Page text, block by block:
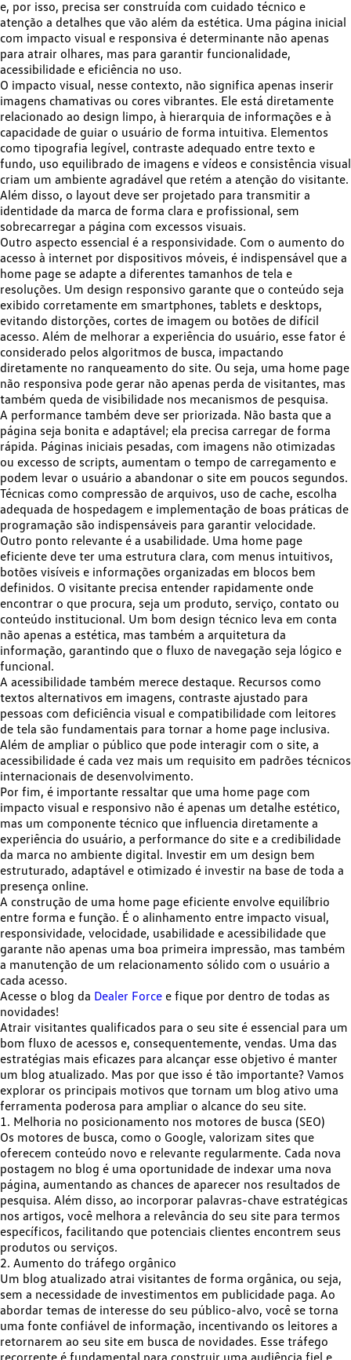
e, por isso, precisa ser construída com cuidado técnico e
atenção a detalhes que vão além da estética. Uma página inicial
com impacto visual e responsiva é determinante não apenas
para atrair olhares, mas para garantir funcionalidade,
acessibilidade e eficiência no uso.
O impacto visual, nesse contexto, não significa apenas inserir
imagens chamativas ou cores vibrantes. Ele está diretamente
relacionado ao design limpo, à hierarquia de informações e à
capacidade de guiar o usuário de forma intuitiva. Elementos
como tipografia legível, contraste adequado entre texto e
fundo, uso equilibrado de imagens e vídeos e consistência visual
criam um ambiente agradável que retém a atenção do visitante.
Além disso, o layout deve ser projetado para transmitir a
identidade da marca de forma clara e profissional, sem
sobrecarregar a página com excessos visuais.
Outro aspecto essencial é a responsividade. Com o aumento do
acesso à internet por dispositivos móveis, é indispensável que a
home page se adapte a diferentes tamanhos de tela e
resoluções. Um design responsivo garante que o conteúdo seja
exibido corretamente em smartphones, tablets e desktops,
evitando distorções, cortes de imagem ou botões de difícil
acesso. Além de melhorar a experiência do usuário, esse fator é
considerado pelos algoritmos de busca, impactando
diretamente no ranqueamento do site. Ou seja, uma home page
não responsiva pode gerar não apenas perda de visitantes, mas
também queda de visibilidade nos mecanismos de pesquisa.
A performance também deve ser priorizada. Não basta que a
página seja bonita e adaptável; ela precisa carregar de forma
rápida. Páginas iniciais pesadas, com imagens não otimizadas
ou excesso de scripts, aumentam o tempo de carregamento e
podem levar o usuário a abandonar o site em poucos segundos.
Técnicas como compressão de arquivos, uso de cache, escolha
adequada de hospedagem e implementação de boas práticas de
programação são indispensáveis para garantir velocidade.
Outro ponto relevante é a usabilidade. Uma home page
eficiente deve ter uma estrutura clara, com menus intuitivos,
botões visíveis e informações organizadas em blocos bem
definidos. O visitante precisa entender rapidamente onde
encontrar o que procura, seja um produto, serviço, contato ou
conteúdo institucional. Um bom design técnico leva em conta
não apenas a estética, mas também a arquitetura da
informação, garantindo que o fluxo de navegação seja lógico e
funcional.
A acessibilidade também merece destaque. Recursos como
textos alternativos em imagens, contraste ajustado para
pessoas com deficiência visual e compatibilidade com leitores
de tela são fundamentais para tornar a home page inclusiva.
Além de ampliar o público que pode interagir com o site, a
acessibilidade é cada vez mais um requisito em padrões técnicos
internacionais de desenvolvimento.
Por fim, é importante ressaltar que uma home page com
impacto visual e responsivo não é apenas um detalhe estético,
mas um componente técnico que influencia diretamente a
experiência do usuário, a performance do site e a credibilidade
da marca no ambiente digital. Investir em um design bem
estruturado, adaptável e otimizado é investir na base de toda a
presença online.
A construção de uma home page eficiente envolve equilíbrio
entre forma e função. É o alinhamento entre impacto visual,
responsividade, velocidade, usabilidade e acessibilidade que
garante não apenas uma boa primeira impressão, mas também
a manutenção de um relacionamento sólido com o usuário a
cada acesso.
Acesse o blog da Dealer Force e fique por dentro de todas as
novidades!
Atrair visitantes qualificados para o seu site é essencial para um
bom fluxo de acessos e, consequentemente, vendas. Uma das
estratégias mais eficazes para alcançar esse objetivo é manter
um blog atualizado. Mas por que isso é tão importante? Vamos
explorar os principais motivos que tornam um blog ativo uma
ferramenta poderosa para ampliar o alcance do seu site.
1. Melhoria no posicionamento nos motores de busca (SEO)
Os motores de busca, como o Google, valorizam sites que
oferecem conteúdo novo e relevante regularmente. Cada nova
postagem no blog é uma oportunidade de indexar uma nova
página, aumentando as chances de aparecer nos resultados de
pesquisa. Além disso, ao incorporar palavras-chave estratégicas
nos artigos, você melhora a relevância do seu site para termos
específicos, facilitando que potenciais clientes encontrem seus
produtos ou serviços.
2. Aumento do tráfego orgânico
Um blog atualizado atrai visitantes de forma orgânica, ou seja,
sem a necessidade de investimentos em publicidade paga. Ao
abordar temas de interesse do seu público-alvo, você se torna
uma fonte confiável de informação, incentivando os leitores a
retornarem ao seu site em busca de novidades. Esse tráfego
recorrente é fundamental para construir uma audiência fiel e